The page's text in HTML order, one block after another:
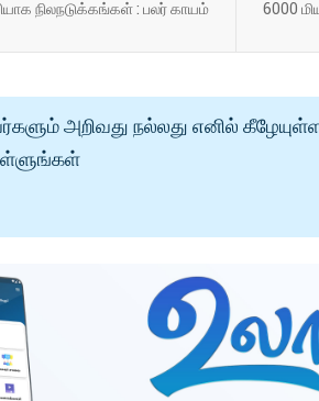
நிலநடுக்கங்கள் : பலர் காயம் 6000
அறிவது நல்லது எனில்